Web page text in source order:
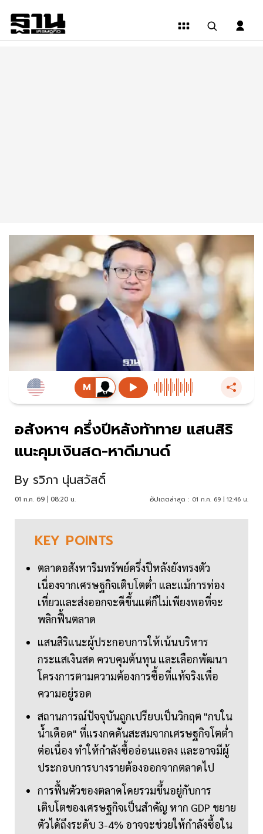
อสังหาฯ ครึ่งปีหลังท้าทาย แสนสิริ
แนะคุมเงินสด-หาดีมานด์
By รวิภา นุ่นสวัสดิ์
01 ก.ค. 69 | 08:20 น. อัปเดตล่าสุด : 01 ก.ค. 69 | 12:46 น.
KEY POINTS
ตลาดอสังหาริมทรัพย์ครึ่งปีหลังยังทรงตัว
เนื่องจากเศรษฐกิจเติบโตต่ำ และแม้การท่อง
เที่ยวและส่งออกจะดีขึ้นแต่ก็ไม่เพียงพอที่จะ
พลิกฟื้นตลาด
แสนสิริแนะผู้ประกอบการให้เน้นบริหาร
กระแสเงินสด ควบคุมต้นทุน และเลือกพัฒนา
โครงการตามความต้องการซื้อที่แท้จริงเพื่อ
ความอยู่รอด
สถานการณ์ปัจจุบันถูกเปรียบเป็นวิกฤต "กบใน
น้ำเดือด" ที่แรงกดดันสะสมจากเศรษฐกิจโตต่ำ
ต่อเนื่อง ทำให้กำลังซื้ออ่อนแอลง และอาจมีผู้
ประกอบการบางรายต้องออกจากตลาดไป
การฟื้นตัวของตลาดโดยรวมขึ้นอยู่กับการ
เติบโตของเศรษฐกิจเป็นสำคัญ หาก GDP ขยาย
ตัวได้ถึงระดับ 3-4% อาจจะช่วยให้กำลังซื้อใน